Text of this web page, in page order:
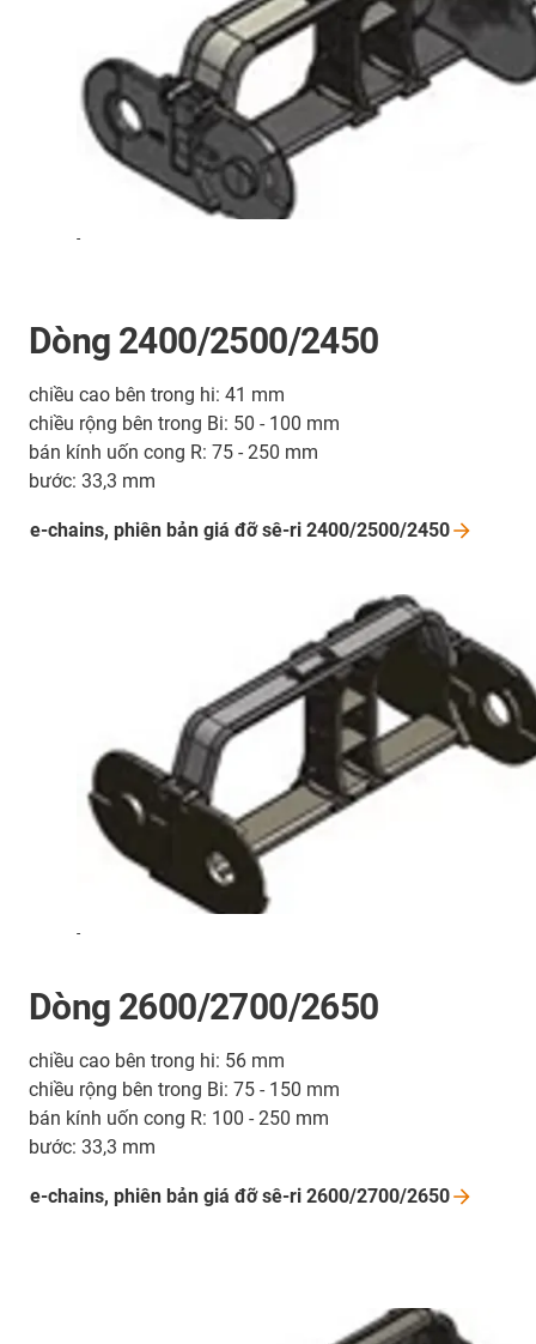
-
Dòng 2400/2500/2450
chiều cao bên trong hi: 41 mm
chiều rộng bên trong Bi: 50 - 100 mm
bán kính uốn cong R: 75 - 250 mm
bước: 33,3 mm
e-chains, phiên bản giá đỡ sê-ri 2400/2500/2450
-
Dòng 2600/2700/2650
chiều cao bên trong hi: 56 mm
chiều rộng bên trong Bi: 75 - 150 mm
bán kính uốn cong R: 100 - 250 mm
bước: 33,3 mm
e-chains, phiên bản giá đỡ sê-ri 2600/2700/2650